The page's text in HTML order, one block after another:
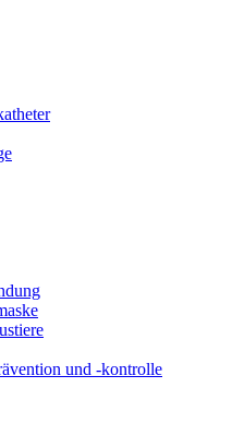
und -kontrolle